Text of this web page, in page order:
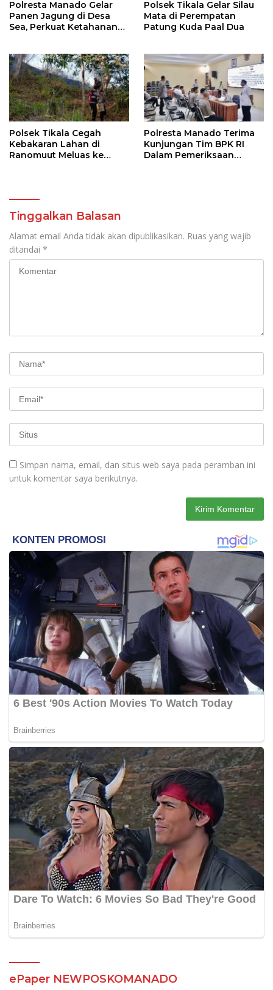
Polresta Manado Gelar
Panen Jagung di Desa
Sea, Perkuat Ketahanan
Polsek Tikala Gelar Silau
Mata di Perempatan
Patung Kuda Paal Dua
Polsek Tikala Cegah
Kebakaran Lahan di
Ranomuut Meluas ke
Polresta Manado Terima
Kunjungan Tim BPK RI
Dalam Pemeriksaan
Tinggalkan Balasan
Alamat email Anda tidak akan dipublikasikan. Ruas yang wajib
ditandai *
Simpan nama, email, dan situs web saya pada peramban ini
untuk komentar saya berikutnya.
ePaper NEWPOSKOMANADO